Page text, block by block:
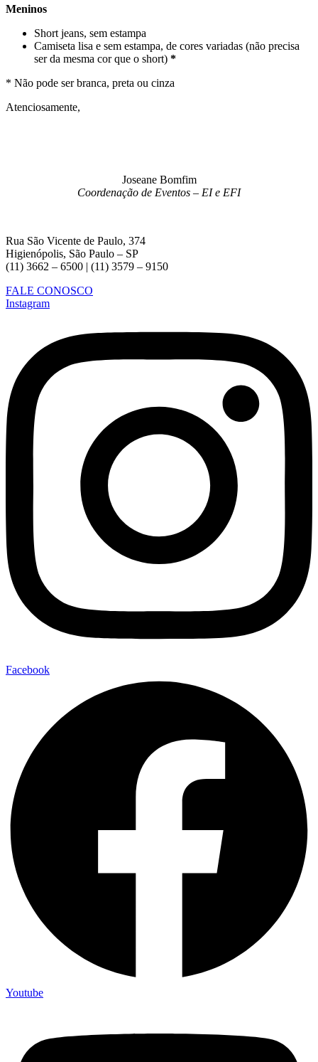
Meninos
Short jeans, sem estampa
Camiseta lisa e sem estampa, de cores variadas (não precisa
ser da mesma cor que o short) *
* Não pode ser branca, preta ou cinza
Atenciosamente,
Joseane Bomfim
Coordenação de Eventos – EI e EFI
Rua São Vicente de Paulo, 374
Higienópolis, São Paulo – SP
(11) 3662 – 6500 | (11) 3579 – 9150
FALE CONOSCO
Instagram
Facebook
Youtube